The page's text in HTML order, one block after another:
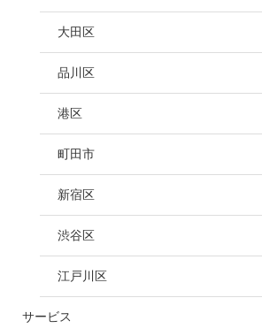
大田区
品川区
港区
町田市
新宿区
渋谷区
江戸川区
サービス